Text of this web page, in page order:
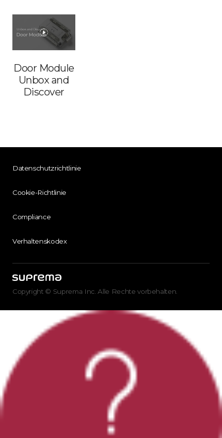
Door Module
Unbox and
Discover
Datenschutzrichtlinie
Cookie-Richtlinie
Compliance
Verhaltenskodex
Copyright © Suprema Inc. Alle Rechte vorbehalten.